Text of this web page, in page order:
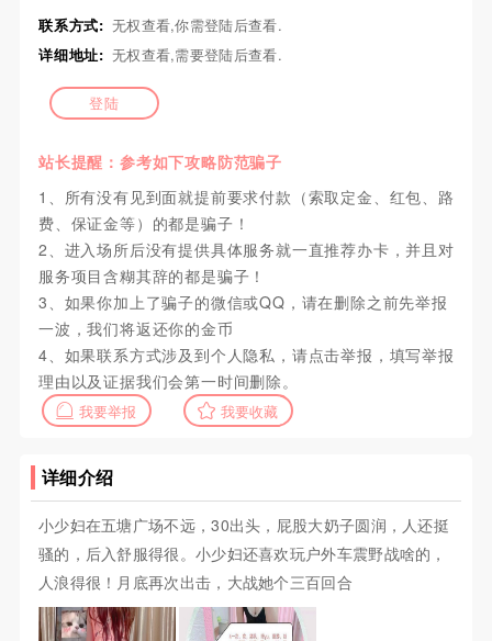
联系方式: 无权查看,你需登陆后查看.
详细地址: 无权查看,需要登陆后查看.
登陆
站长提醒：参考如下攻略防范骗子
1、所有没有见到面就提前要求付款（索取定金、红包、路
费、保证金等）的都是骗子！
2、进入场所后没有提供具体服务就一直推荐办卡，并且对
服务项目含糊其辞的都是骗子！
3、如果你加上了骗子的微信或QQ，请在删除之前先举报
一波，我们将返还你的金币
4、如果联系方式涉及到个人隐私，请点击举报，填写举报
理由以及证据我们会第一时间删除。
我要举报 我要收藏
详细介绍
小少妇在五塘广场不远，30出头，屁股大奶子圆润，人还挺
骚的，后入舒服得很。小少妇还喜欢玩户外车震野战啥的，
人浪得很！月底再次出击，大战她个三百回合